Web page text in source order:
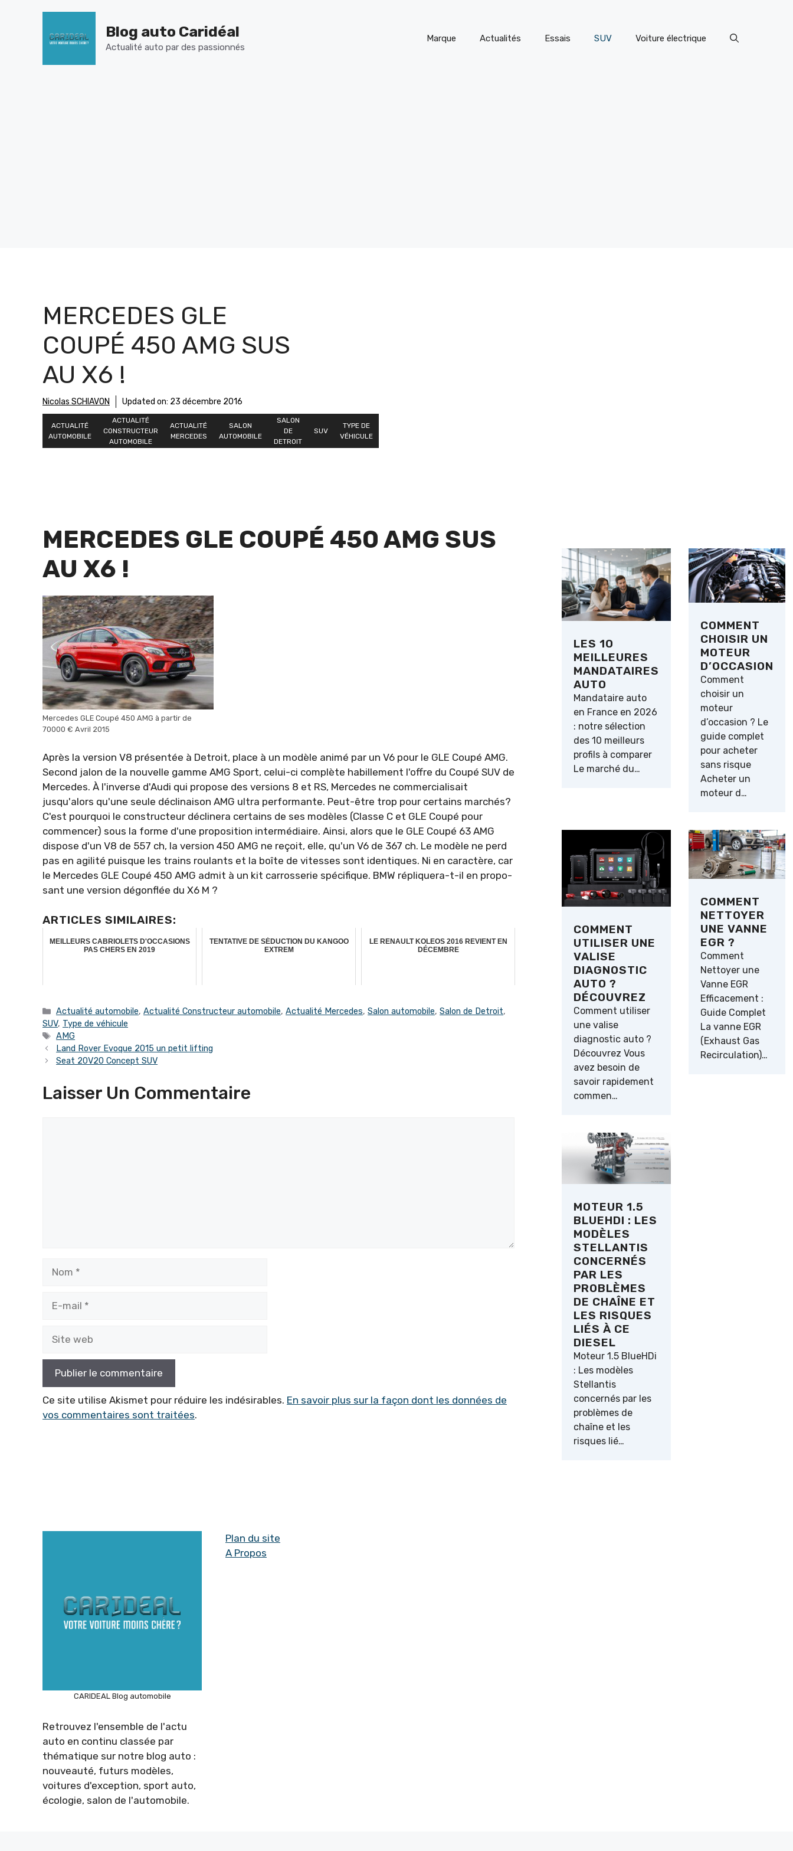
Blog auto Caridéal
Actualité auto par des passionnés
Marque Actualités Essais SUV Voiture électrique
MERCEDES GLE
COUPÉ 450 AMG SUS
AU X6 !
Nicolas SCHIAVON Updated on: 23 décembre 2016
ACTUALITÉ
AUTOMOBILE
ACTUALITÉ
CONSTRUCTEUR
AUTOMOBILE
ACTUALITÉ
MERCEDES
SALON
AUTOMOBILE
SALON
DE
DETROIT
SUV
TYPE DE
VÉHICULE
MERCEDES GLE COUPÉ 450 AMG SUS
AU X6 !
Mercedes GLE Coupé 450 AMG à partir de
70000 € Avril 2015
Après la version V8 présentée à Detroit, place à un modèle animé par un V6 pour le GLE Coupé AMG.
Second jalon de la nouvelle gamme AMG Sport, celui-ci complète habillement l'offre du Coupé SUV de
Mercedes. À l'inverse d'Audi qui propose des versions 8 et RS, Mercedes ne commercialisait
jusqu'alors qu'une seule déclinaison AMG ultra perfor­mante. Peut-être trop pour certains mar­chés?
C'est pourquoi le constructeur déclinera certains de ses modèles (Classe C et GLE Coupé pour
commen­cer) sous la forme d'une proposition in­termédiaire. Ainsi, alors que le GLE Coupé 63 AMG
dispose d'un V8 de 557 ch, la version 450 AMG ne reçoit, elle, qu'un V6 de 367 ch. Le modèle ne perd
pas en agilité puisque les trains roulants et la boîte de vitesses sont identiques. Ni en caractère, car
le Mercedes GLE Coupé 450 AMG admit à un kit carrosserie spé­cifique. BMW répliquera-t-il en propo­
sant une version dégonflée du X6 M ?
ARTICLES SIMILAIRES:
MEILLEURS CABRIOLETS D'OCCASIONS
PAS CHERS EN 2019
TENTATIVE DE SÉDUCTION DU KANGOO
EXTREM
LE RENAULT KOLEOS 2016 REVIENT EN
DÉCEMBRE
Catégories
Actualité automobile,Actualité Constructeur automobile,Actualité Mercedes,Salon automobile,Salon de Detroit,
SUV, Type de véhicule
Étiquettes
AMG
Land Rover Evoque 2015 un petit lifting
Seat 20V20 Concept SUV
Laisser Un Commentaire
mail
web
Ce site utilise Akismet pour réduire les indésirables. En savoir plus sur la façon dont les données de
vos commentaires sont traitées.
LES 10
MEILLEURES
MANDATAIRES
AUTO
Mandataire auto
en France en 2026
: notre sélection
des 10 meilleurs
profils à comparer
Le marché du…
COMMENT
CHOISIR UN
MOTEUR
D’OCCASION
Comment
choisir un
moteur
d’occasion ? Le
guide complet
pour acheter
sans risque
Acheter un
moteur d…
COMMENT
UTILISER UNE
VALISE
DIAGNOSTIC
AUTO ?
DÉCOUVREZ
Comment utiliser
une valise
diagnostic auto ?
Découvrez Vous
avez besoin de
savoir rapidement
commen…
COMMENT
NETTOYER
UNE VANNE
EGR ?
Comment
Nettoyer une
Vanne EGR
Efficacement :
Guide Complet
La vanne EGR
(Exhaust Gas
Recirculation)…
MOTEUR 1.5
BLUEHDI : LES
MODÈLES
STELLANTIS
CONCERNÉS
PAR LES
PROBLÈMES
DE CHAÎNE ET
LES RISQUES
LIÉS À CE
DIESEL
Moteur 1.5 BlueHDi
: Les modèles
Stellantis
concernés par les
problèmes de
chaîne et les
risques lié…
CARIDEAL Blog automobile
Retrouvez l'ensemble de l'actu
auto en continu classée par
thématique sur notre blog auto :
nouveauté, futurs modèles,
voitures d'exception, sport auto,
écologie, salon de l'automobile.
Plan du site
A Propos